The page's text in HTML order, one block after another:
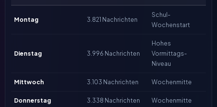
Montag 3.821 Nachrichten
Schul-
Wochenstart
Dienstag 3.996 Nachrichten
Hohes
Vormittags-
Niveau
Mittwoch 3.103 Nachrichten Wochenmitte
Donnerstag 3.338 Nachrichten Wochenmitte